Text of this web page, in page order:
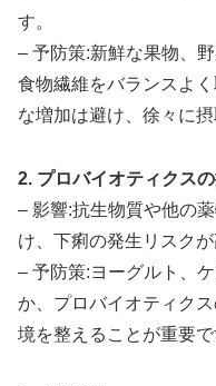
す。
– 予防策:新鮮な果物、
食物繊維をバランスよ
な増加は避け、徐々に
2. プロバイオティクス
– 影響:抗生物質や他の
け、下痢の発生リスクが
– 予防策:ヨーグルト、
か、プロバイオティク
境を整えることが重要で